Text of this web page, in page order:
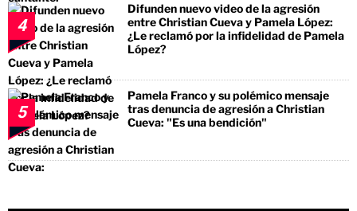
4
Difunden nuevo video de la agresión
entre Christian Cueva y Pamela López:
¿Le reclamó por la infidelidad de Pamela
López?
5
Pamela Franco y su polémico mensaje
tras denuncia de agresión a Christian
Cueva: "Es una bendición"